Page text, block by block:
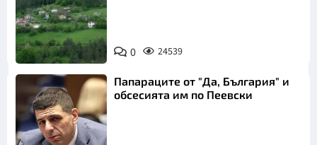
0 24539
Папараците от "Да, България" и
обсесията им по Пеевски